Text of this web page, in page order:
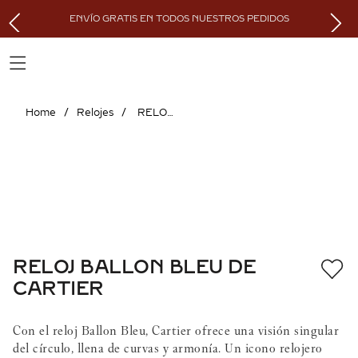
ENVÍO GRATIS EN TODOS NUESTROS PEDIDOS
Relojes RELOJ BALLON BLEU DE CARTIER
RELOJ BALLON BLEU DE
CARTIER
Con el reloj Ballon Bleu, Cartier ofrece una visión singular
del círculo, llena de curvas y armonía. Un icono relojero